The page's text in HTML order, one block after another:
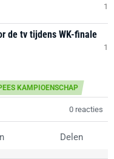
1
de tv tijdens WK-finale
1
KAMPIOENSCHAP
0 reacties
Delen